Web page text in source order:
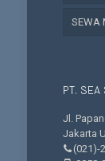
SEWA
PT. SEA
Jl.
Jakarta
(021)-